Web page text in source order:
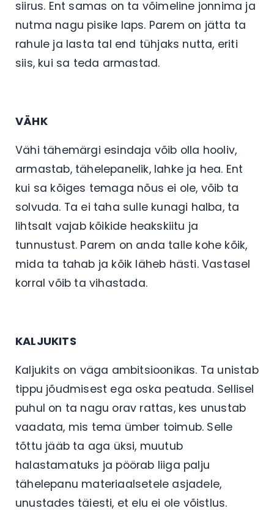
siirus. Ent samas on ta võimeline jonnima ja
nutma nagu pisike laps. Parem on jätta ta
rahule ja lasta tal end tühjaks nutta, eriti
siis, kui sa teda armastad.
VÄHK
Vähi tähemärgi esindaja võib olla hooliv,
armastab, tähelepanelik, lahke ja hea. Ent
kui sa kõiges temaga nõus ei ole, võib ta
solvuda. Ta ei taha sulle kunagi halba, ta
lihtsalt vajab kõikide heakskiitu ja
tunnustust. Parem on anda talle kohe kõik,
mida ta tahab ja kõik läheb hästi. Vastasel
korral võib ta vihastada.
KALJUKITS
Kaljukits on väga ambitsioonikas. Ta unistab
tippu jõudmisest ega oska peatuda. Sellisel
puhul on ta nagu orav rattas, kes unustab
vaadata, mis tema ümber toimub. Selle
tõttu jääb ta aga üksi, muutub
halastamatuks ja pöörab liiga palju
tähelepanu materiaalsetele asjadele,
unustades täiesti, et elu ei ole võistlus.